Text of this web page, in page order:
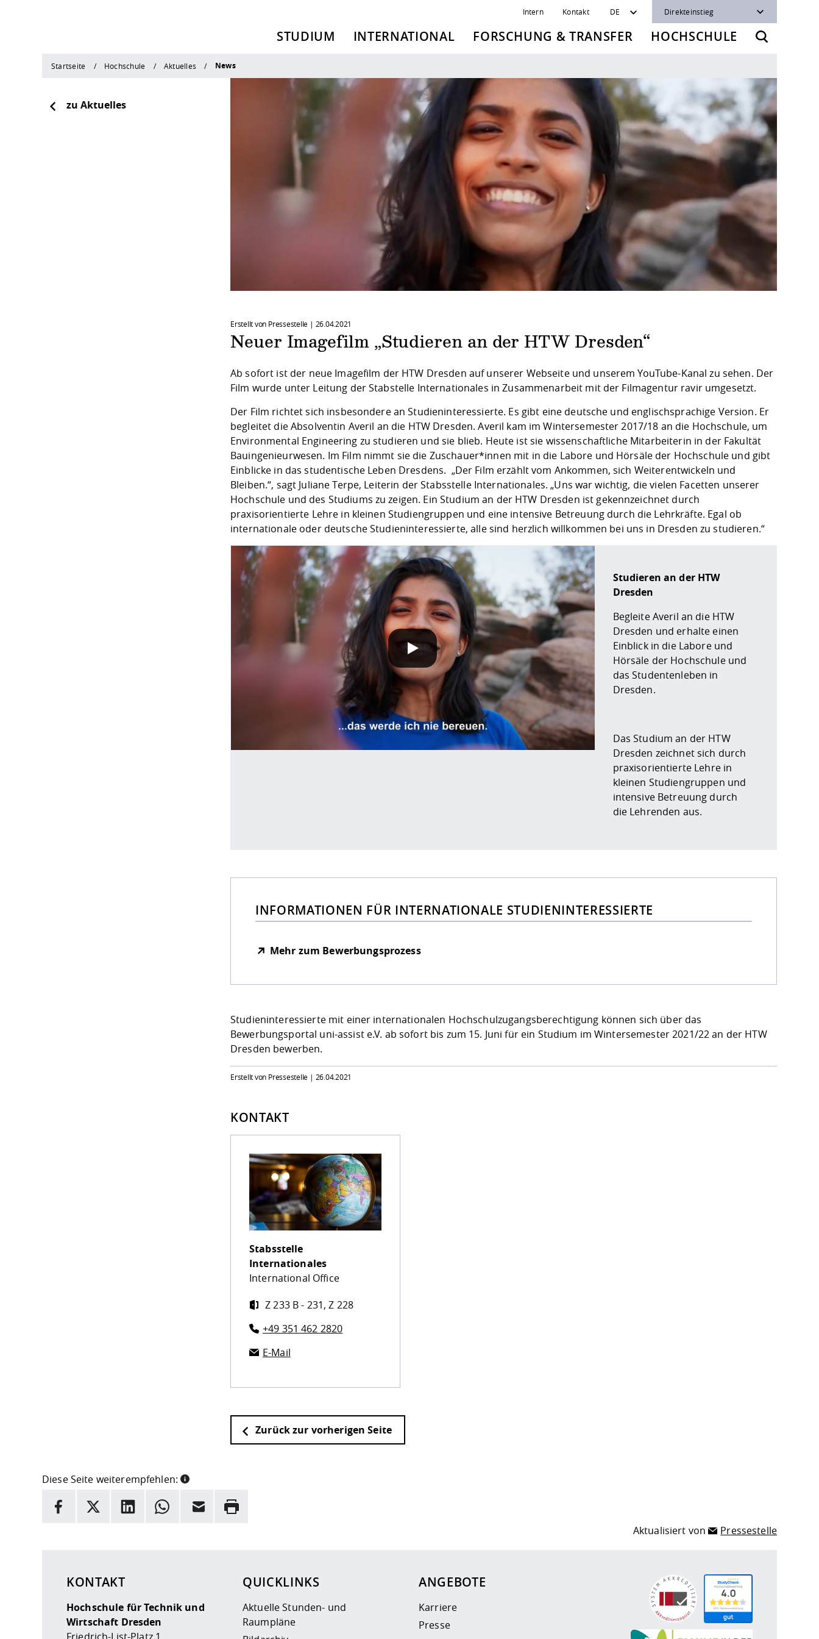
Intern Kontakt DE Direkteinstieg
STUDIUM INTERNATIONAL FORSCHUNG & TRANSFER HOCHSCHULE
Startseite Hochschule Aktuelles News
zu Aktuelles
Erstellt von Pressestelle | 26.04.2021
Neuer Imagefilm „Studieren an der HTW Dresden“
Ab sofort ist der neue Imagefilm der HTW Dresden auf unserer Webseite und unserem YouTube-Kanal zu sehen. Der
Film wurde unter Leitung der Stabstelle Internationales in Zusammenarbeit mit der Filmagentur ravir umgesetzt.
Der Film richtet sich insbesondere an Studieninteressierte. Es gibt eine deutsche und englischsprachige Version. Er
begleitet die Absolventin Averil an die HTW Dresden. Averil kam im Wintersemester 2017/18 an die Hochschule, um
Environmental Engineering zu studieren und sie blieb. Heute ist sie wissenschaftliche Mitarbeiterin in der Fakultät
Bauingenieurwesen. Im Film nimmt sie die Zuschauer*innen mit in die Labore und Hörsäle der Hochschule und gibt
Einblicke in das studentische Leben Dresdens. „Der Film erzählt vom Ankommen, sich Weiterentwickeln und
Bleiben.“, sagt Juliane Terpe, Leiterin der Stabsstelle Internationales. „Uns war wichtig, die vielen Facetten unserer
Hochschule und des Studiums zu zeigen. Ein Studium an der HTW Dresden ist gekennzeichnet durch
praxisorientierte Lehre in kleinen Studiengruppen und eine intensive Betreuung durch die Lehrkräfte. Egal ob
internationale oder deutsche Studieninteressierte, alle sind herzlich willkommen bei uns in Dresden zu studieren.“
Studieren an der HTW
Dresden
Begleite Averil an die HTW
Dresden und erhalte einen
Einblick in die Labore und
Hörsäle der Hochschule und
das Studentenleben in
Dresden.
Das Studium an der HTW
Dresden zeichnet sich durch
praxisorientierte Lehre in
kleinen Studiengruppen und
intensive Betreuung durch
die Lehrenden aus.
DATENSCHUTZHINWEIS
Wenn Sie unsere YouTube-Videos abspielen, werden Informationen über Ihre Nutzung von YouTube an den Betreiber in
INFORMATIONEN FÜR INTERNATIONALE STUDIENINTERESSIERTE
Mehr zum Bewerbungsprozess
Studieninteressierte mit einer internationalen Hochschulzugangsberechtigung können sich über das
Bewerbungsportal uni-assist e.V. ab sofort bis zum 15. Juni für ein Studium im Wintersemester 2021/22 an der HTW
Dresden bewerben.
Erstellt von Pressestelle | 26.04.2021
KONTAKT
Stabsstelle
Internationales
International Office
Z 233 B - 231, Z 228
+49 351 462 2820
E-Mail
Zurück zur vorherigen Seite
Diese Seite weiterempfehlen:
INFORMATION
Facebook
X LinkedInWhatsappE-Mail Drucken
Aktualisiert von Pressestelle
KONTAKT
Hochschule für Technik und
Wirtschaft Dresden
QUICKLINKS
Aktuelle Stunden- und
Raumpläne
ANGEBOTE
Karriere
Presse